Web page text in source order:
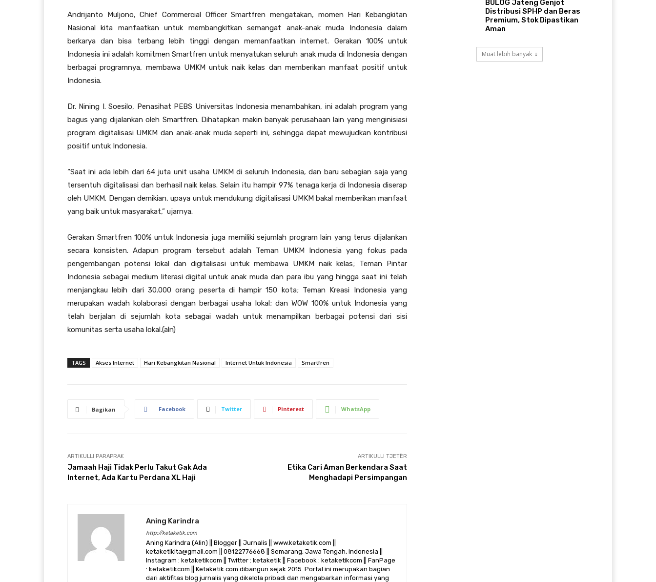
Andrijanto Muljono, Chief Commercial Officer Smartfren mengatakan, momen Hari Kebangkitan
Nasional kita manfaatkan untuk membangkitkan semangat anak-anak muda Indonesia dalam
berkarya dan bisa terbang lebih tinggi dengan memanfaatkan internet. Gerakan 100% untuk
Indonesia ini adalah komitmen Smartfren untuk menyatukan seluruh anak muda di Indonesia dengan
berbagai programnya, membawa UMKM untuk naik kelas dan memberikan manfaat positif untuk
Indonesia.
Dr. Nining I. Soesilo, Penasihat PEBS Universitas Indonesia menambahkan, ini adalah program yang
bagus yang dijalankan oleh Smartfren. Dihatapkan makin banyak perusahaan lain yang menginisiasi
program digitalisasi UMKM dan anak-anak muda seperti ini, sehingga dapat mewujudkan kontribusi
positif untuk Indonesia.
“Saat ini ada lebih dari 64 juta unit usaha UMKM di seluruh Indonesia, dan baru sebagian saja yang
tersentuh digitalisasi dan berhasil naik kelas. Selain itu hampir 97% tenaga kerja di Indonesia diserap
oleh UMKM. Dengan demikian, upaya untuk mendukung digitalisasi UMKM bakal memberikan manfaat
yang baik untuk masyarakat,” ujarnya.
Gerakan Smartfren 100% untuk Indonesia juga memiliki sejumlah program lain yang terus dijalankan
secara konsisten. Adapun program tersebut adalah Teman UMKM Indonesia yang fokus pada
pengembangan potensi lokal dan digitalisasi untuk membawa UMKM naik kelas; Teman Pintar
Indonesia sebagai medium literasi digital untuk anak muda dan para ibu yang hingga saat ini telah
menjangkau lebih dari 30.000 orang peserta di hampir 150 kota; Teman Kreasi Indonesia yang
merupakan wadah kolaborasi dengan berbagai usaha lokal; dan WOW 100% untuk Indonesia yang
telah berjalan di sejumlah kota sebagai wadah untuk menampilkan berbagai potensi dari sisi
komunitas serta usaha lokal.(aln)
TAGS Akses Internet Hari Kebangkitan Nasional Internet Untuk Indonesia Smartfren
Bagikan Facebook Twitter Pinterest WhatsApp
ARTIKULLI PARAPRAK
Jamaah Haji Tidak Perlu Takut Gak Ada
Internet, Ada Kartu Perdana XL Haji
ARTIKULLI TJETËR
Etika Cari Aman Berkendara Saat
Menghadapi Persimpangan
Aning Karindra
http://ketaketik.com
Aning Karindra (Alin) || Blogger || Jurnalis || www.ketaketik.com ||
ketaketikita@gmail.com || 08122776668 || Semarang, Jawa Tengah, Indonesia ||
Instagram : ketaketikcom || Twitter : ketaketik || Facebook : ketaketikcom || FanPage
: ketaketikcom || Ketaketik.com dibangun sejak 2015. Portal ini merupakan bagian
dari aktifitas blog jurnalis yang dikelola pribadi dan mengabarkan informasi yang
BULOG Jateng Genjot
Distribusi SPHP dan Beras
Premium, Stok Dipastikan
Aman
Muat lebih banyak